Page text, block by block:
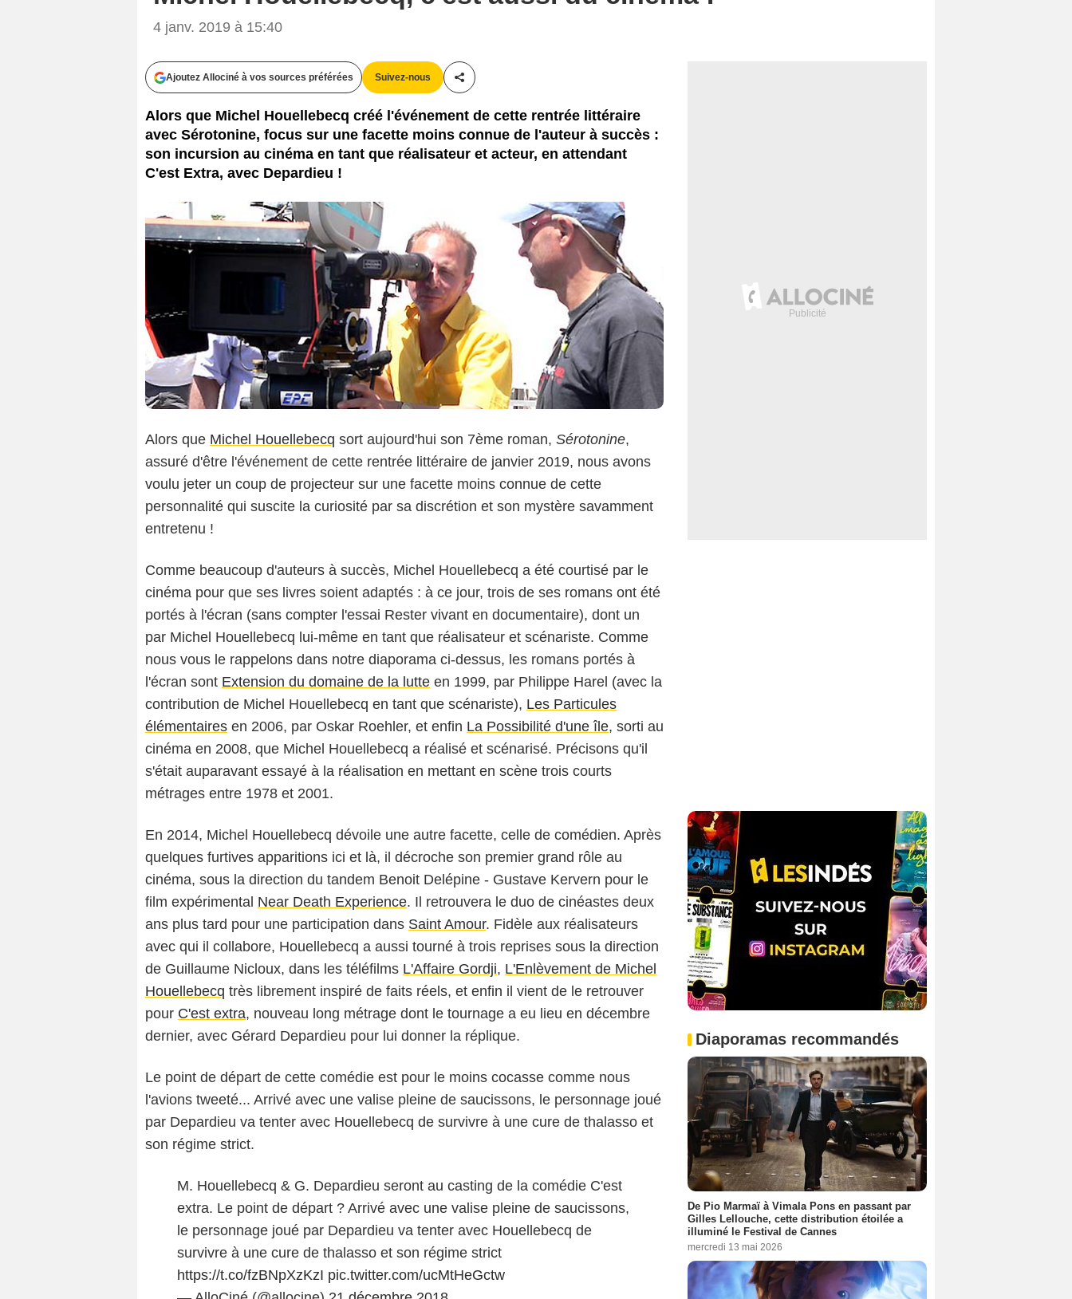
4 janv. 2019 à 15:40
Ajoutez Allociné à vos sources préférées Suivez-nous
Partager cet article
Alors que Michel Houellebecq créé l'événement de cette rentrée littéraire
avec Sérotonine, focus sur une facette moins connue de l'auteur à succès :
son incursion au cinéma en tant que réalisateur et acteur, en attendant
C'est Extra, avec Depardieu !
Alors que Michel Houellebecq sort aujourd'hui son 7ème roman, Sérotonine,
assuré d'être l'événement de cette rentrée littéraire de janvier 2019, nous avons
voulu jeter un coup de projecteur sur une facette moins connue de cette
personnalité qui suscite la curiosité par sa discrétion et son mystère savamment
entretenu !
Comme beaucoup d'auteurs à succès, Michel Houellebecq a été courtisé par le
cinéma pour que ses livres soient adaptés : à ce jour, trois de ses romans ont été
portés à l'écran (sans compter l'essai Rester vivant en documentaire), dont un
par Michel Houellebecq lui-même en tant que réalisateur et scénariste. Comme
nous vous le rappelons dans notre diaporama ci-dessus, les romans portés à
l'écran sont Extension du domaine de la lutte en 1999, par Philippe Harel (avec la
contribution de Michel Houellebecq en tant que scénariste), Les Particules
élémentaires en 2006, par Oskar Roehler, et enfin La Possibilité d'une île, sorti au
cinéma en 2008, que Michel Houellebecq a réalisé et scénarisé. Précisons qu'il
s'était auparavant essayé à la réalisation en mettant en scène trois courts
métrages entre 1978 et 2001.
En 2014, Michel Houellebecq dévoile une autre facette, celle de comédien. Après
quelques furtives apparitions ici et là, il décroche son premier grand rôle au
cinéma, sous la direction du tandem Benoit Delépine - Gustave Kervern pour le
film expérimental Near Death Experience. Il retrouvera le duo de cinéastes deux
ans plus tard pour une participation dans Saint Amour. Fidèle aux réalisateurs
avec qui il collabore, Houellebecq a aussi tourné à trois reprises sous la direction
de Guillaume Nicloux, dans les téléfilms L'Affaire Gordji, L'Enlèvement de Michel
Houellebecq très librement inspiré de faits réels, et enfin il vient de le retrouver
pour C'est extra, nouveau long métrage dont le tournage a eu lieu en décembre
dernier, avec Gérard Depardieu pour lui donner la réplique.
Le point de départ de cette comédie est pour le moins cocasse comme nous
l'avions tweeté... Arrivé avec une valise pleine de saucissons, le personnage joué
par Depardieu va tenter avec Houellebecq de survivre à une cure de thalasso et
son régime strict.
M. Houellebecq & G. Depardieu seront au casting de la comédie C'est
extra. Le point de départ ? Arrivé avec une valise pleine de saucissons,
le personnage joué par Depardieu va tenter avec Houellebecq de
survivre à une cure de thalasso et son régime strict
https://t.co/fzBNpXzKzI pic.twitter.com/ucMtHeGctw
Diaporamas recommandés
De Pio Marmaï à Vimala Pons en passant par
Gilles Lellouche, cette distribution étoilée a
illuminé le Festival de Cannes
mercredi 13 mai 2026